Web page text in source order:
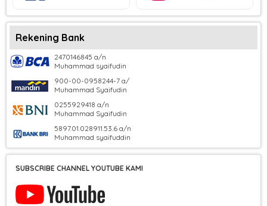
Rekening Bank
2470146845 a/n
Muhammad syaifudin
900-00-0958244-7 a/
Muhammad Syaifudin
0255929418 a/n
Muhammad Syaifudin
5897.01.028911.53.6 a/n
Muhammad syaifuddin
SUBSCRIBE CHANNEL YOUTUBE KAMI